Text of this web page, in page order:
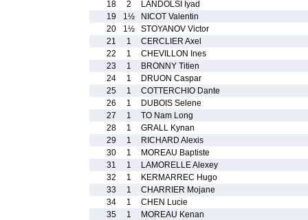
18
2
LANDOLSI Iyad
19
1½
NICOT Valentin
20
1½
STOYANOV Victor
21
1
CERCLIER Axel
22
1
CHEVILLON Ines
23
1
BRONNY Titien
24
1
DRUON Caspar
25
1
COTTERCHIO Dante
26
1
DUBOIS Selene
27
1
TO Nam Long
28
1
GRALL Kynan
29
1
RICHARD Alexis
30
1
MOREAU Baptiste
31
1
LAMORELLE Alexey
32
1
KERMARREC Hugo
33
1
CHARRIER Mojane
34
1
CHEN Lucie
35
1
MOREAU Kenan